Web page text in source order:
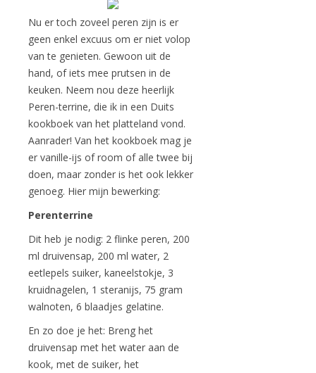
Nu er toch zoveel peren zijn is er
geen enkel excuus om er niet volop
van te genieten. Gewoon uit de
hand, of iets mee prutsen in de
keuken. Neem nou deze heerlijk
Peren-terrine, die ik in een Duits
kookboek van het platteland vond.
Aanrader! Van het kookboek mag je
er vanille-ijs of room of alle twee bij
doen, maar zonder is het ook lekker
genoeg. Hier mijn bewerking:
Perenterrine
Dit heb je nodig: 2 flinke peren, 200
ml druivensap, 200 ml water, 2
eetlepels suiker, kaneelstokje, 3
kruidnagelen, 1 steranijs, 75 gram
walnoten, 6 blaadjes gelatine.
En zo doe je het: Breng het
druivensap met het water aan de
kook, met de suiker, het